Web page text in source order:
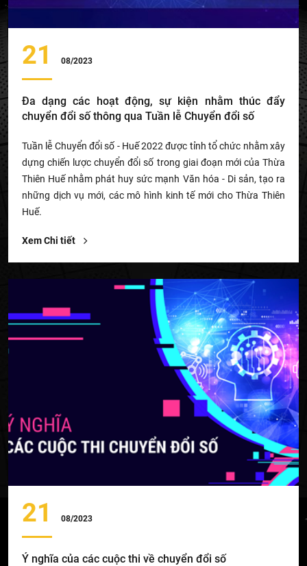
21 08/2023
Đa dạng các hoạt động, sự kiện nhằm thúc đẩy
chuyển đổi số thông qua Tuần lễ Chuyển đổi số
Tuần lễ Chuyển đổi số - Huế 2022 được tỉnh tổ chức nhằm xây
dựng chiến lược chuyển đổi số trong giai đoạn mới của Thừa
Thiên Huế nhằm phát huy sức mạnh Văn hóa - Di sản, tạo ra
những dịch vụ mới, các mô hình kinh tế mới cho Thừa Thiên
Huế.
Xem Chi tiết
21 08/2023
Ý nghĩa của các cuộc thi về chuyển đổi số